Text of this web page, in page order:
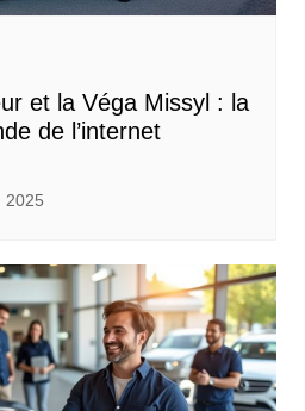
et la Véga Missyl : la
de l’internet
2025